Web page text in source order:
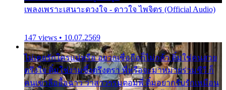
เพลงเพราะเสนาะดวงใจ - ดาวใจ ไพจิตร (Official Audio)
147 views • 10.07.2569
ไม่เคยรักใครแน่หรือ อยากเชื่อถือก็ไม่กล้า ติ๋มใช่คนสวย
ตรึงใจ ติ๋มใช่งามซึ้งตรึงตรา พี่หรือจะมาหมายร่วมชีวี ก็
คนเขาลืออื้อฉาว ว่าสาวๆรุมตอมพี่ ติ๋มอยากรับรักเหมือน